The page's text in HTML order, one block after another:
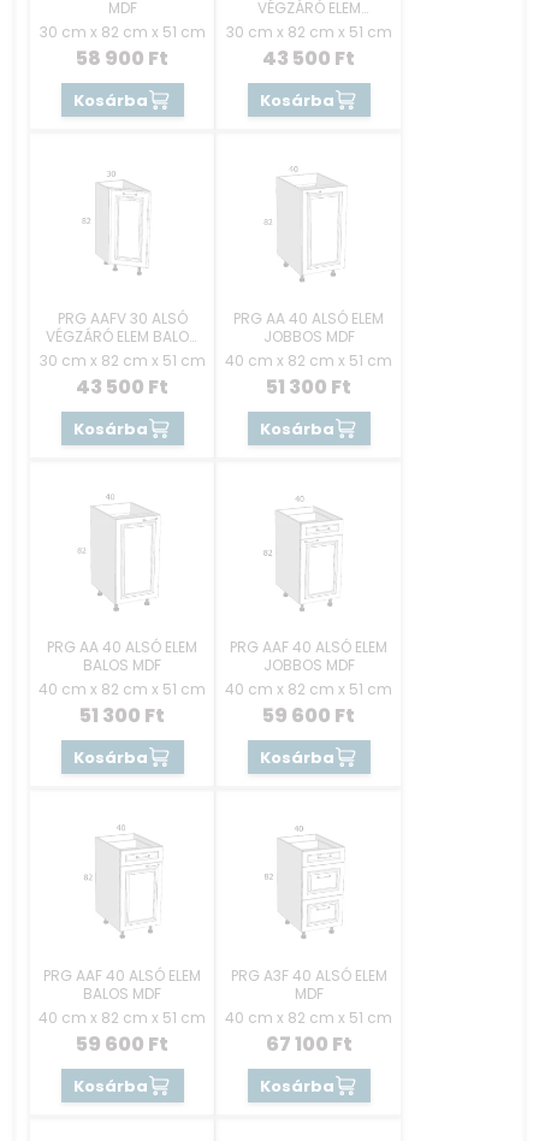
MDF
30 cm x 82 cm x 51 cm
58 900 Ft
Kosárba
VÉGZÁRÓ ELEM
JOBBOS MDF
30 cm x 82 cm x 51 cm
43 500 Ft
Kosárba
PRG AAFV 30 ALSÓ
VÉGZÁRÓ ELEM BALOS
MDF
30 cm x 82 cm x 51 cm
43 500 Ft
Kosárba
PRG AA 40 ALSÓ ELEM
JOBBOS MDF
40 cm x 82 cm x 51 cm
51 300 Ft
Kosárba
PRG AA 40 ALSÓ ELEM
BALOS MDF
40 cm x 82 cm x 51 cm
51 300 Ft
Kosárba
PRG AAF 40 ALSÓ ELEM
JOBBOS MDF
40 cm x 82 cm x 51 cm
59 600 Ft
Kosárba
PRG AAF 40 ALSÓ ELEM
BALOS MDF
40 cm x 82 cm x 51 cm
59 600 Ft
Kosárba
PRG A3F 40 ALSÓ ELEM
MDF
40 cm x 82 cm x 51 cm
67 100 Ft
Kosárba